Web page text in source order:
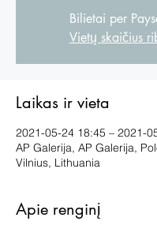
Bilietai per
Vietų skaičius
Laikas ir vieta
2021-05-24 18:45 – 2021-
AP Galerija, AP Galerija,
Vilnius, Lithuania
Apie renginį